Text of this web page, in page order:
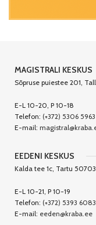
MAGISTRALI KESKUS
Sõpruse puiestee 201,
E-L 10-20, P 10-18
Telefon: (+372) 5306 5963
E-mail:
EEDENI KESKUS
Kalda tee 1c, Tartu 50703
E-L 10-21, P 10-19
Telefon: (+372) 5393 6083
E-mail: eeden@kraba.ee